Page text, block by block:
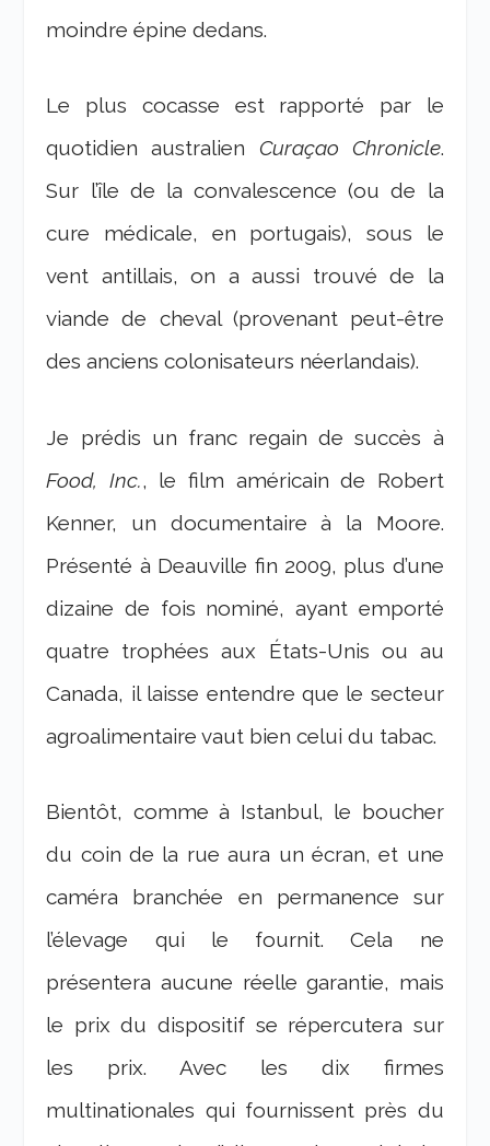
moindre épine dedans.
Le plus cocasse est rapporté par le
quotidien australien Curaçao Chronicle.
Sur l’île de la convalescence (ou de la
cure médicale, en portugais), sous le
vent antillais, on a aussi trouvé de la
viande de cheval (provenant peut-être
des anciens colonisateurs néerlandais).
Je prédis un franc regain de succès à
Food, Inc., le film américain de Robert
Kenner, un documentaire à la Moore.
Présenté à Deauville fin 2009, plus d’une
dizaine de fois nominé, ayant emporté
quatre trophées aux États-Unis ou au
Canada, il laisse entendre que le secteur
agroalimentaire vaut bien celui du tabac.
Bientôt, comme à Istanbul, le boucher
du coin de la rue aura un écran, et une
caméra branchée en permanence sur
l’élevage qui le fournit. Cela ne
présentera aucune réelle garantie, mais
le prix du dispositif se répercutera sur
les prix. Avec les dix firmes
multinationales qui fournissent près du